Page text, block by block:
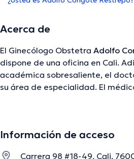
Acerca de
El Ginecólogo Obstetra Adolfo
dispone de una oficina en Cali.
académica sobresaliente, el
su área de especialidad. El
compartido en innumerables
Información de acceso
Carrera 98 #18-49, Cali,